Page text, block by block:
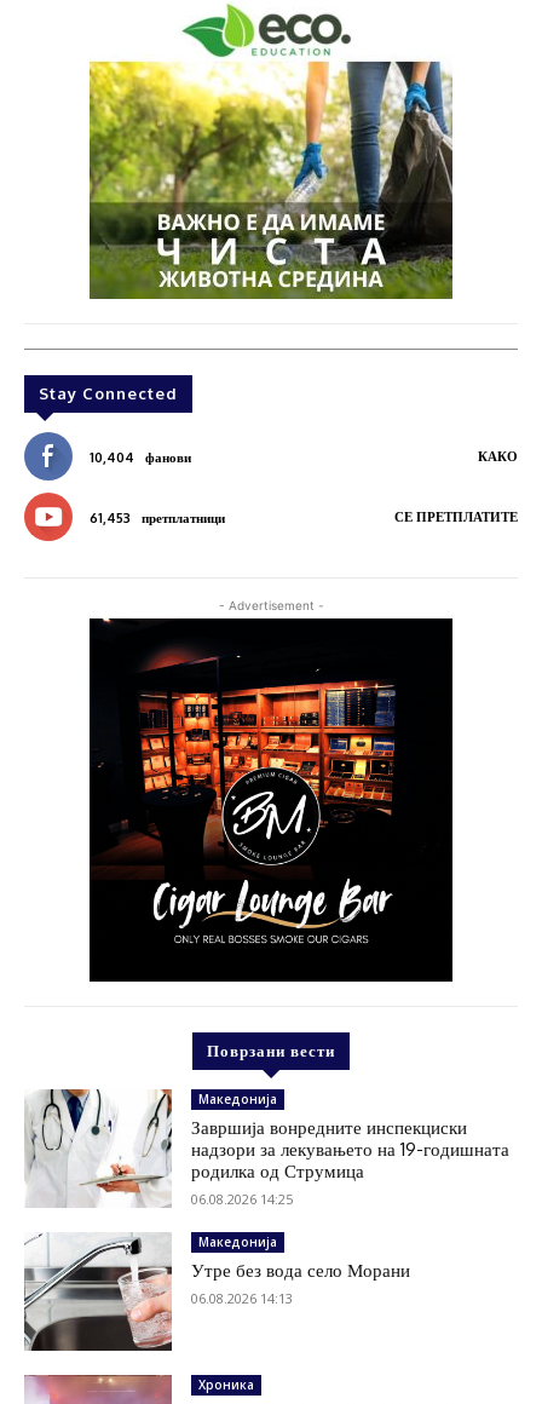
Stay Connected
10,404 фанови КАКО
61,453 претплатници СЕ ПРЕТПЛАТИТЕ
- Advertisement -
Поврзани вести
Македонија
Завршија вонредните инспекциски
надзори за лекувањето на 19-годишната
родилка од Струмица
06.08.2026 14:25
Македонија
Утре без вода село Морани
06.08.2026 14:13
Хроника